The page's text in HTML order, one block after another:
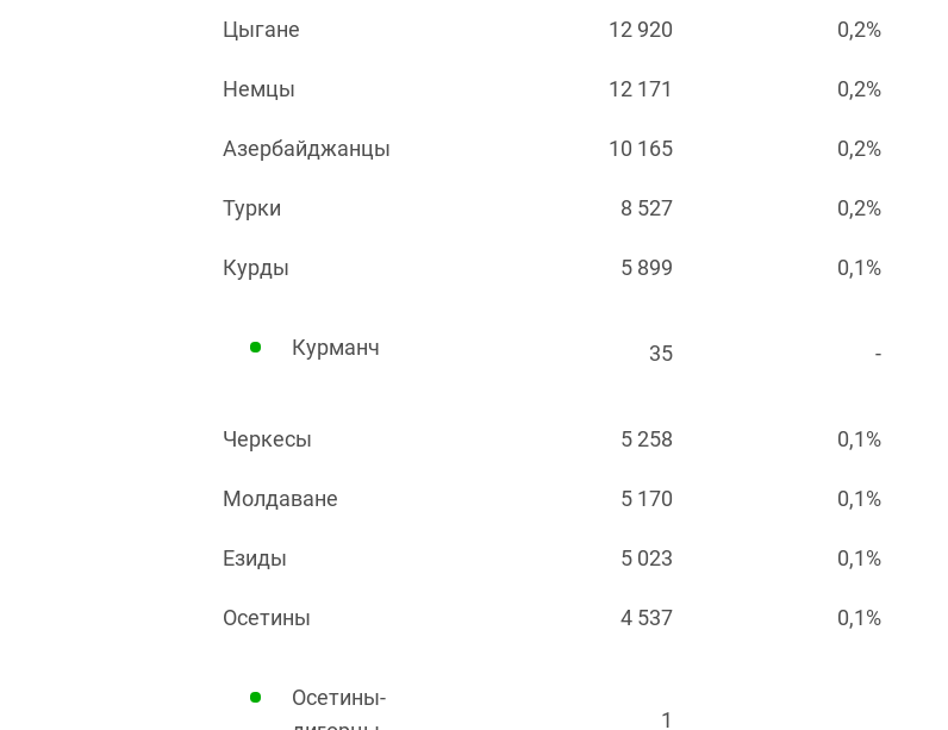
Цыгане 12 920 0,2%
Немцы 12 171 0,2%
Азербайджанцы 10 165 0,2%
Турки 8 527 0,2%
Курды 5 899 0,1%
Курманч 35 -
Черкесы 5 258 0,1%
Молдаване 5 170 0,1%
Езиды 5 023 0,1%
Осетины 4 537 0,1%
Осетины-
1